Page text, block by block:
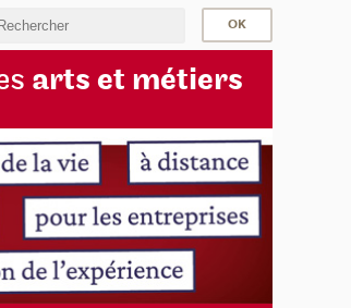
arts et métiers